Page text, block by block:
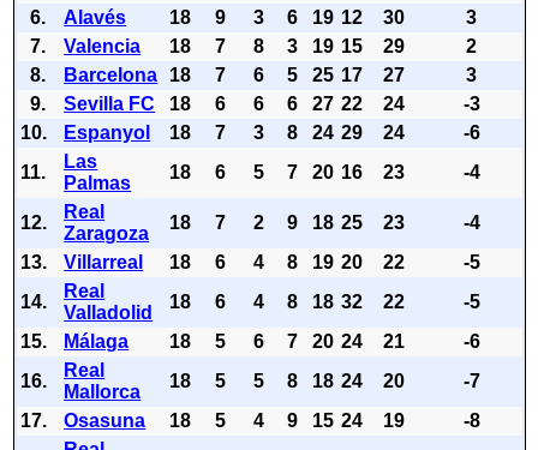
6.
Alavés 18 9 3 6 19 12 30
3
7.
Valencia 18 7 8 3 19 15 29
2
8.
Barcelona 18 7 6 5 25 17 27
3
9.
Sevilla FC 18 6 6 6 27 22 24
-3
10.
Espanyol 18 7 3 8 24 29 24
-6
11.
Las
Palmas
18 6 5 7 20 16 23 -4
12.
Real
Zaragoza
18 7 2 9 18 25 23
-4
13.
Villarreal 18 6 4 8 19 20 22
-5
14.
Real
Valladolid
18 6 4 8 18 32 22
-5
15.
Málaga 18 5 6 7 20 24 21
-6
16.
Real
Mallorca
18 5 5 8 18 24 20
-7
17.
Osasuna 18 5 4 9 15 24 19
-8